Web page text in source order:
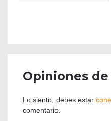
Opiniones
Lo siento, debes estar
comentario.